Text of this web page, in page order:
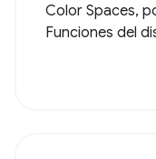
Color Spaces,
Funciones del